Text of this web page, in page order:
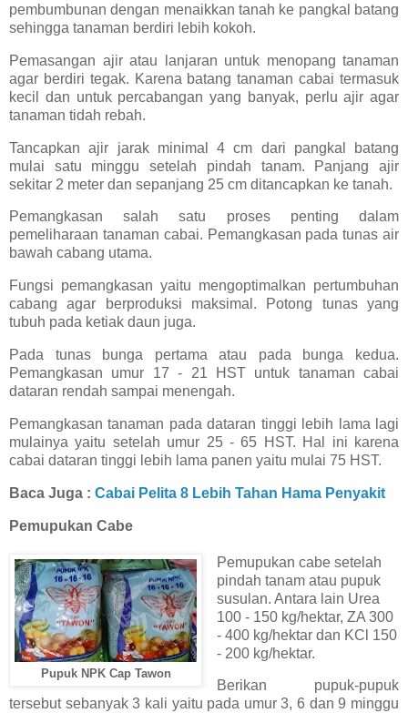
pembumbunan dengan menaikkan tanah ke pangkal batang
sehingga tanaman berdiri lebih kokoh.
Pemasangan ajir atau lanjaran untuk menopang tanaman
agar berdiri tegak. Karena batang tanaman cabai termasuk
kecil dan untuk percabangan yang banyak, perlu ajir agar
tanaman tidah rebah.
Tancapkan ajir jarak minimal 4 cm dari pangkal batang
mulai satu minggu setelah pindah tanam. Panjang ajir
sekitar 2 meter dan sepanjang 25 cm ditancapkan ke tanah.
Pemangkasan salah satu proses penting dalam
pemeliharaan tanaman cabai. Pemangkasan pada tunas air
bawah cabang utama.
Fungsi pemangkasan yaitu mengoptimalkan pertumbuhan
cabang agar berproduksi maksimal. Potong tunas yang
tubuh pada ketiak daun juga.
Pada tunas bunga pertama atau pada bunga kedua.
Pemangkasan umur 17 - 21 HST untuk tanaman cabai
dataran rendah sampai menengah.
Pemangkasan tanaman pada dataran tinggi lebih lama lagi
mulainya yaitu setelah umur 25 - 65 HST. Hal ini karena
cabai dataran tinggi lebih lama panen yaitu mulai 75 HST.
Baca Juga : Cabai Pelita 8 Lebih Tahan Hama Penyakit
Pemupukan Cabe
Pupuk NPK Cap Tawon
Pemupukan cabe setelah
pindah tanam atau pupuk
susulan. Antara lain Urea
100 - 150 kg/hektar, ZA 300
- 400 kg/hektar dan KCl 150
- 200 kg/hektar.
Berikan pupuk-pupuk
tersebut sebanyak 3 kali yaitu pada umur 3, 6 dan 9 minggu